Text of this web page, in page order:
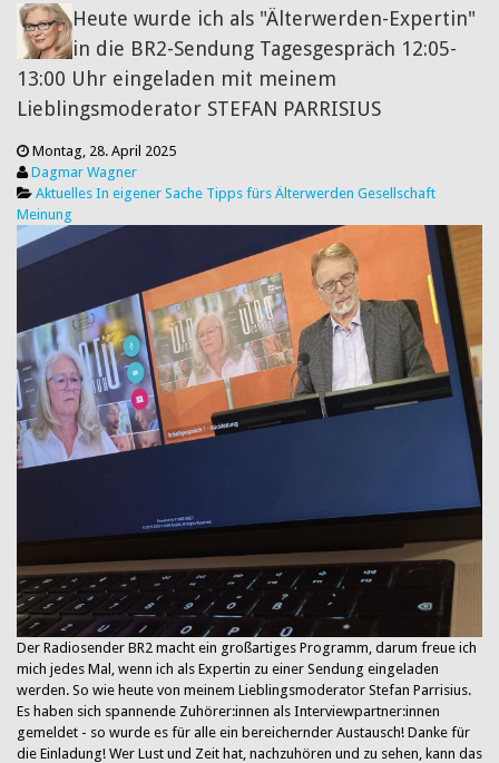
Heute wurde ich als "Älterwerden-Expertin"
in die BR2-Sendung Tagesgespräch 12:05-
13:00 Uhr eingeladen mit meinem
Lieblingsmoderator STEFAN PARRISIUS
Montag, 28. April 2025
Dagmar Wagner
Aktuelles In eigener Sache Tipps fürs Älterwerden Gesellschaft
Meinung
Der Radiosender BR2 macht ein großartiges Programm, darum freue ich
mich jedes Mal, wenn ich als Expertin zu einer Sendung eingeladen
werden. So wie heute von meinem Lieblingsmoderator Stefan Parrisius.
Es haben sich spannende Zuhörer:innen als Interviewpartner:innen
gemeldet - so wurde es für alle ein bereichernder Austausch! Danke für
die Einladung! Wer Lust und Zeit hat, nachzuhören und zu sehen, kann das